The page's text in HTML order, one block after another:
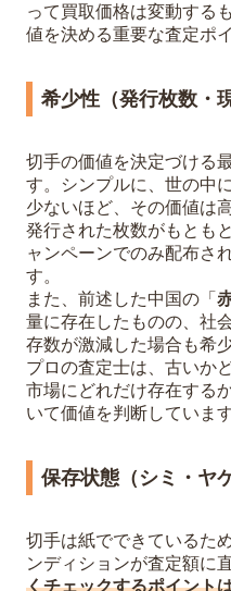
って買取価格は変動する
値を決める重要な査定ポ
希少性（発行枚数・
切手の価値を決定づける
す。シンプルに、世の中
少ないほど、その価値は
発行された枚数がもとも
ャンペーンでのみ配布さ
す。
また、前述した中国の「
量に存在したものの、社
存数が激減した場合も希
プロの査定士は、古いか
市場にどれだけ存在する
いて価値を判断しています
保存状態（シミ・ヤ
切手は紙でできているた
ンディションが査定額に
くチェックするポイント